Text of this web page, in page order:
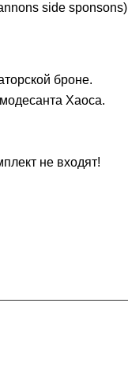
side sponsons)
броне.
Хаоса.
не входят!